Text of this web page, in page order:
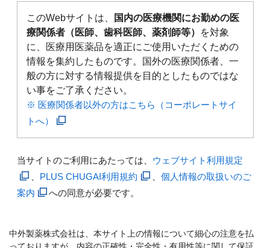
このWebサイトは、
国内の医療機関にお勤めの医
療関係者（医師、歯科医師、薬剤師等）
を対象
に、医療用医薬品を適正にご使用いただくための
情報を集約したものです。国外の医療関係者、一
般の方に対する情報提供を目的としたものではな
い事をご了承ください。
※ 医療関係者以外の方はこちら（コーポレートサイ
トへ）
当サイトのご利用にあたっては、 ウェブサイト利用規定
PLUS CHUGAI利用規約
個人情報の取扱いのご
案内
への同意が必要です。
中外製薬株式会社は、本サイト上の情報について細心の注意を払
っておりますが、内容の正確性・完全性・有用性等に関して保証